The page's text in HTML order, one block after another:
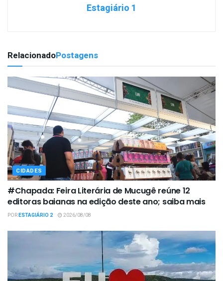
Estagiário 1
RelacionadoPostagens
CIDADES
#Chapada: Feira Literária de Mucugê reúne 12
editoras baianas na edição deste ano; saiba mais
PORESTAGIÁRIO 2 2026/08/08